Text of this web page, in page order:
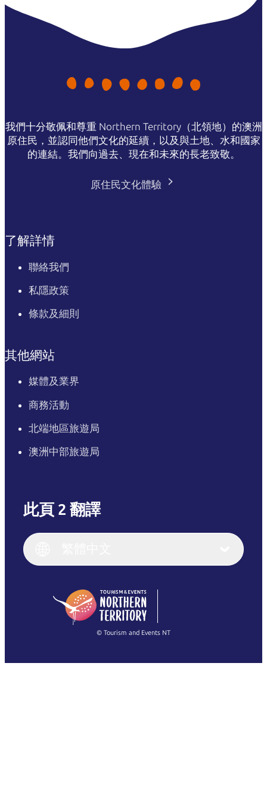
我們十分敬佩和尊重 Northern Territory（北領地）的澳洲
原住民，並認同他們文化的延續，以及與土地、水和國家
的連結。我們向過去、現在和未來的長老致敬。
原住民文化體驗
了解詳情
聯絡我們
私隱政策
條款及細則
其他網站
媒體及業界
商務活動
北端地區旅遊局
澳洲中部旅遊局
此頁 2 翻譯
English (US)
English
(Singapore)
Français
繁體中文
© Tourism and Events NT